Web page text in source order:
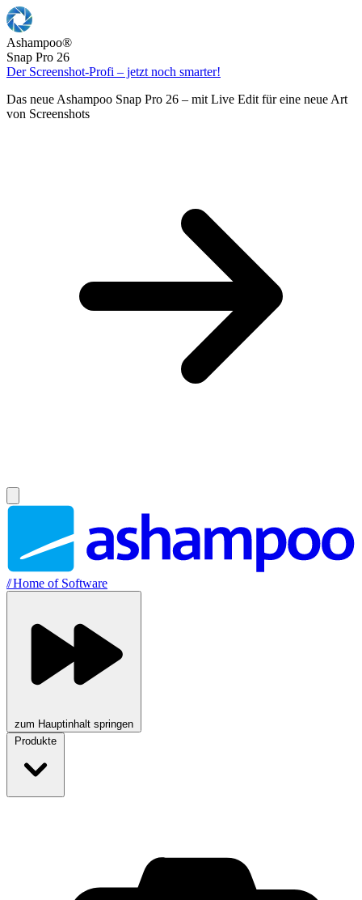
Ashampoo®
Snap Pro 26
Der Screenshot-Profi – jetzt noch smarter!
Das neue Ashampoo Snap Pro 26 – mit Live Edit für eine neue Art
von Screenshots
//Home of Software
zum Hauptinhalt springen
Produkte